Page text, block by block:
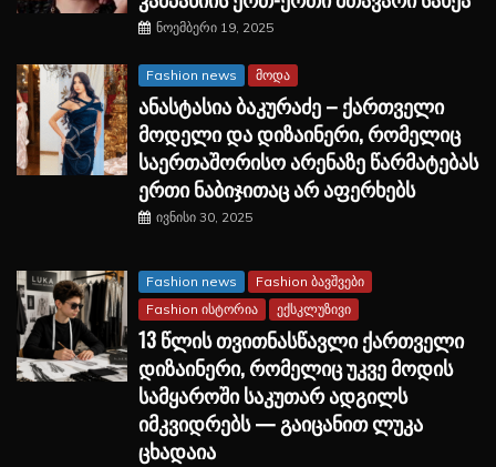
ნოემბერი 19, 2025
Fashion news მოდა
ანასტასია ბაკურაძე – ქართველი
მოდელი და დიზაინერი, რომელიც
საერთაშორისო არენაზე წარმატებას
ერთი ნაბიჯითაც არ აფერხებს
ივნისი 30, 2025
Fashion news
Fashion ბავშვები
Fashion ისტორია
ექსკლუზივი
13 წლის თვითნასწავლი ქართველი
დიზაინერი, რომელიც უკვე მოდის
სამყაროში საკუთარ ადგილს
იმკვიდრებს — გაიცანით ლუკა
ცხადაია